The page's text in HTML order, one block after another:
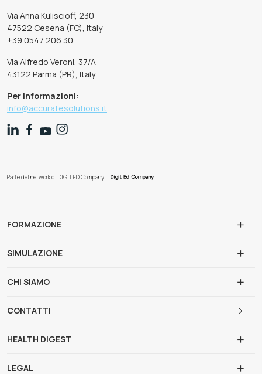
Via Anna Kuliscioff, 230
47522 Cesena (FC), Italy
+39 0547 206 30
Via Alfredo Veroni, 37/A
43122 Parma (PR), Italy
Per informazioni:
info@accuratesolutions.it
Parte del network di DIGIT ED Company
FORMAZIONE
SIMULAZIONE
CHI SIAMO
CONTATTI
HEALTH DIGEST
LEGAL